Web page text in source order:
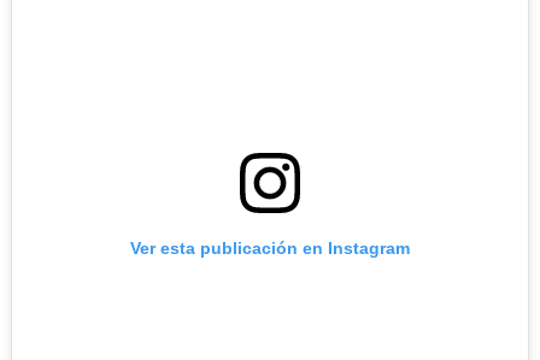
Ver esta publicación en Instagram